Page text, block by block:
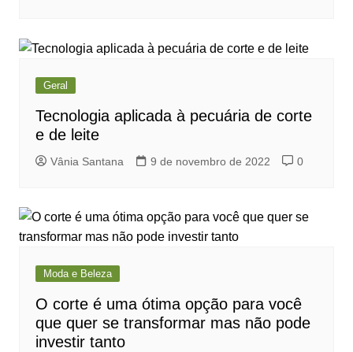
Geral
Tecnologia aplicada à pecuária de corte
e de leite
Vânia Santana 9 de novembro de 2022 0
Moda e Beleza
O corte é uma ótima opção para você
que quer se transformar mas não pode
investir tanto